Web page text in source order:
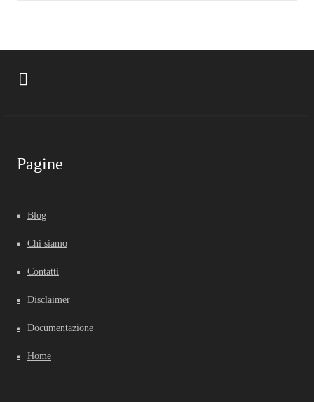
Pagine
Blog
Chi siamo
Contatti
Disclaimer
Documentazione
Home